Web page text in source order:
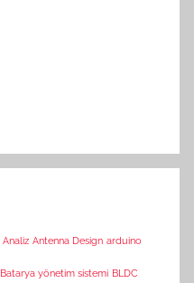
Analiz Antenna Design arduino
Batarya yönetim sistemi BLDC